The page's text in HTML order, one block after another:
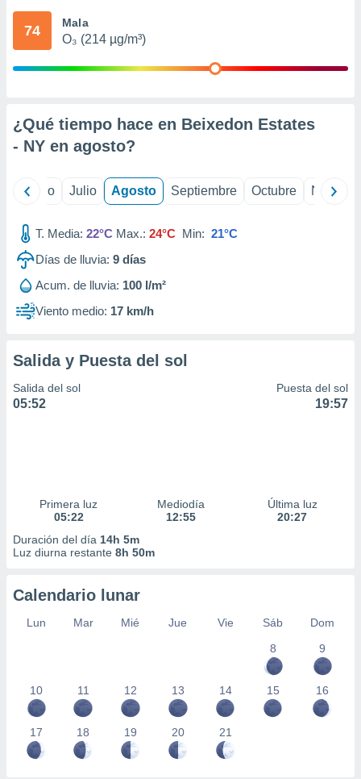
mediante
publicidad
1199
74 Mala
O₃ (214 µg/m³)
¿Qué tiempo hace en Beixedon Estates
- NY en agosto?
Junio Julio Agosto Septiembre Octubre
T. Media: 22°C Max.: 24°C Min: 21°C
Días de lluvia: 9 días
Acum. de lluvia: 100 l/m²
Viento medio: 17 km/h
Salida y Puesta del sol
Salida del sol
05:52
Puesta del sol
19:57
Primera luz
05:22
Mediodía
12:55
Última luz
20:27
Duración del día 14h 5m
Luz diurna restante 8h 50m
Calendario lunar
Lun Mar Mié Jue Vie Sáb
Dom
8
9
10 11 12 13 14 15 16
17 18 19 20 21